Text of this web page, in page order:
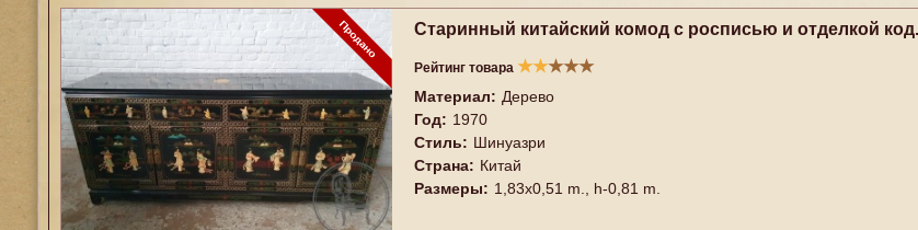
Старинный китайский комод с росписью и отделкой
Рейтинг товара ★★★★★
Материал: Дерево
Год: 1970
Стиль: Шинуазри
Страна: Китай
Размеры: 1,83x0,51 m., h-0,81 m.